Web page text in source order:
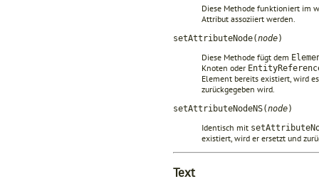
Diese Methode funktioniert im
Attribut assoziiert werden.
setAttributeNode(node)
Diese Methode fügt dem
Knoten oder
Element bereits existiert, wird
zurückgegeben wird.
setAttributeNodeNS(node)
Identisch mit
existiert, wird er ersetzt und
Text